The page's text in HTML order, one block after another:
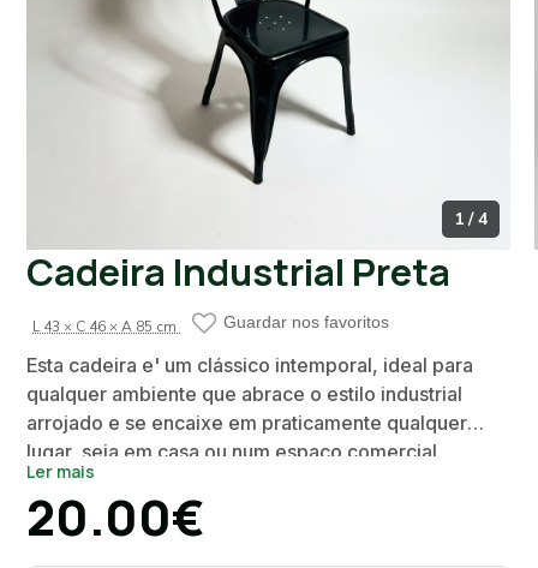
1 / 4
Cadeira Industrial Preta
L 43 × C 46 × A 85 cm Guardar nos favoritos
Esta cadeira e' um clássico intemporal, ideal para
qualquer ambiente que abrace o estilo industrial
arrojado e se encaixe em praticamente qualquer
lugar, seja em casa ou num espaço comercial.
Nota: apresenta alguns riscos
Ler mais
20.00€